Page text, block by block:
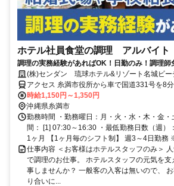
ホテル社員食堂の調理 アルバイト
調理の実務経験があればOK！日勤のみ！調理師
(株)センダン 琉球ホテル&リゾート名城ビー
アクセス 糸満市役所から車で国道331号を8分
から8分(4km)
時給1,150円～1,350円
沖縄県糸満市
勤務時間 ・勤務曜日：月・火・水・木・金
間： [1] 07:30～16:30 ・最低勤務日数（週）
1ヶ月 【1ヶ月毎のシフト制】 週3～4日勤務
仕事内容 ＜お客様はホテルスタッフのみ＞
で調理のお仕事。 ホテルスタッフの元気を
事しませんか？ 一般客の入客は無いので、
り合いに...